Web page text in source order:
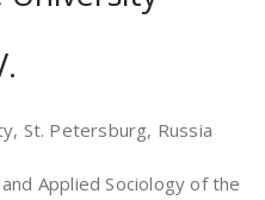
St. Petersburg, Russia
Applied Sociology of the